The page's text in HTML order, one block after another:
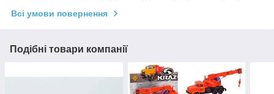
Всі умови повернення
Подібні товари компанії